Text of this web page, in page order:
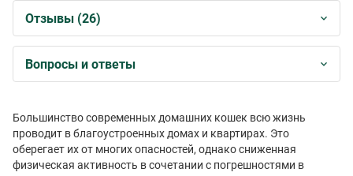
Отзывы (26)
Вопросы и ответы
Большинство современных домашних кошек всю жизнь
проводит в благоустроенных домах и квартирах. Это
оберегает их от многих опасностей, однако сниженная
физическая активность в сочетании с погрешностями в